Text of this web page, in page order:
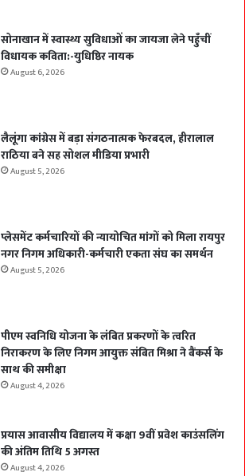
सोनाखान में स्वास्थ्य सुविधाओं का जायजा लेने पहुँचीं
विधायक कविता:-युधिष्ठिर नायक
August 6, 2026
लैलूंगा कांग्रेस में बड़ा संगठनात्मक फेरबदल, हीरालाल
राठिया बने सह सोशल मीडिया प्रभारी
August 5, 2026
प्लेसमेंट कर्मचारियों की न्यायोचित मांगों को मिला रायपुर
नगर निगम अधिकारी-कर्मचारी एकता संघ का समर्थन
August 5, 2026
पीएम स्वनिधि योजना के लंबित प्रकरणों के त्वरित
निराकरण के लिए निगम आयुक्त संबित मिश्रा ने बैंकर्स के
साथ की समीक्षा
August 4, 2026
प्रयास आवासीय विद्यालय में कक्षा 9वीं प्रवेश काउंसलिंग
की अंतिम तिथि 5 अगस्त
August 4, 2026